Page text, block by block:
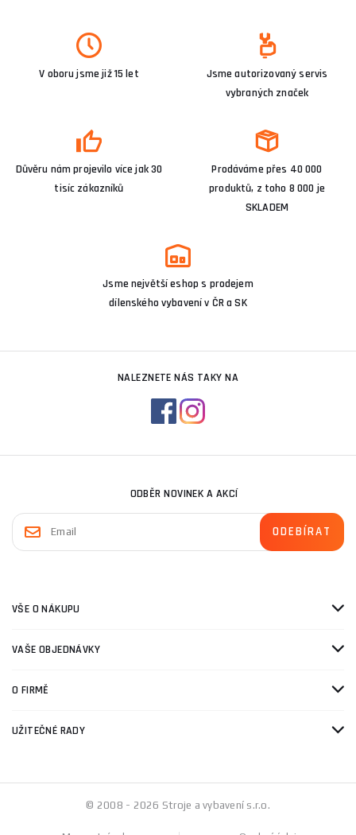
V oboru jsme již 15 let
Jsme autorizovaný servis
vybraných značek
Důvěru nám projevilo více jak 30
tisíc zákazníků
Prodáváme přes 40 000
produktů, z toho 8 000 je
SKLADEM
Jsme největší eshop s prodejem
dílenského vybavení v ČR a SK
NALEZNETE NÁS TAKY NA
ODBĚR NOVINEK A AKCÍ
VŠE O NÁKUPU
VAŠE OBJEDNÁVKY
O FIRMĚ
UŽITEČNÉ RADY
© 2008 - 2026 Stroje a vybavení s.r.o.